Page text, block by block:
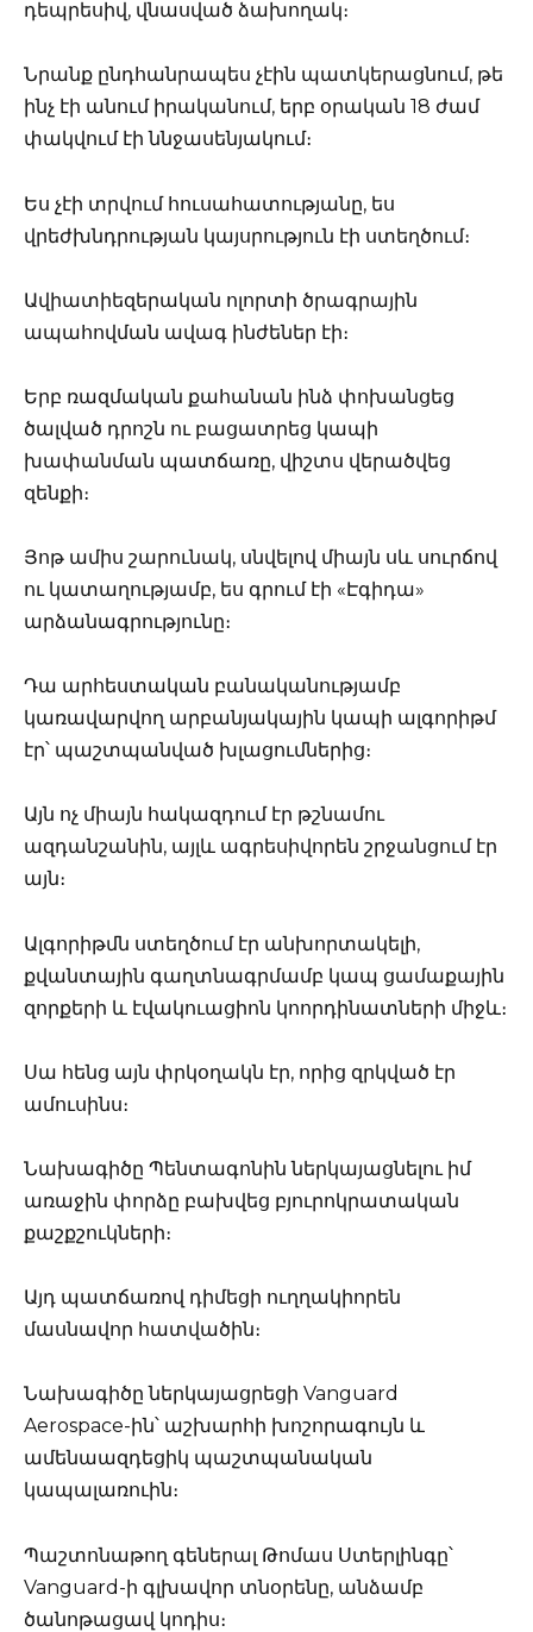
դեպրեսիվ, վնասված ձախողակ։
Նրանք ընդհանրապես չէին պատկերացնում, թե
ինչ էի անում իրականում, երբ օրական 18 ժամ
փակվում էի ննջասենյակում։
Ես չէի տրվում հուսահատությանը, ես
վրեժխնդրության կայսրություն էի ստեղծում։
Ավիատիեզերական ոլորտի ծրագրային
ապահովման ավագ ինժեներ էի։
Երբ ռազմական քահանան ինձ փոխանցեց
ծալված դրոշն ու բացատրեց կապի
խափանման պատճառը, վիշտս վերածվեց
զենքի։
Յոթ ամիս շարունակ, սնվելով միայն սև սուրճով
ու կատաղությամբ, ես գրում էի «Էգիդա»
արձանագրությունը։
Դա արհեստական բանականությամբ
կառավարվող արբանյակային կապի ալգորիթմ
էր՝ պաշտպանված խլացումներից։
Այն ոչ միայն հակազդում էր թշնամու
ազդանշանին, այլև ագրեսիվորեն շրջանցում էր
այն։
Ալգորիթմն ստեղծում էր անխորտակելի,
քվանտային գաղտնագրմամբ կապ ցամաքային
զորքերի և էվակուացիոն կոորդինատների միջև։
Սա հենց այն փրկօղակն էր, որից զրկված էր
ամուսինս։
Նախագիծը Պենտագոնին ներկայացնելու իմ
առաջին փորձը բախվեց բյուրոկրատական
քաշքշուկների։
Այդ պատճառով դիմեցի ուղղակիորեն
մասնավոր հատվածին։
Նախագիծը ներկայացրեցի Vanguard
Aerospace-ին՝ աշխարհի խոշորագույն և
ամենաազդեցիկ պաշտպանական
կապալառուին։
Պաշտոնաթող գեներալ Թոմաս Ստերլինգը՝
Vanguard-ի գլխավոր տնօրենը, անձամբ
ծանոթացավ կոդիս։